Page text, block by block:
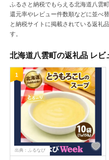
ふるさと納税でもらえる北海道八雲
還元率やレビュー件数順などに並べ
と納税サイトに掲載されている返礼
す。
北海道八雲町の返礼品 レ
1
出典：ふるなび